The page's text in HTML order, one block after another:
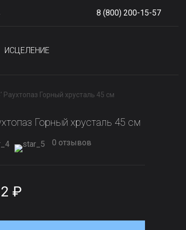
8 (800) 200-15-57
ИСЦЕЛЕНИЕ
Раухтопаз Горный хрусталь 45 см
Горный хрусталь 45 см
0 отзывов
₽